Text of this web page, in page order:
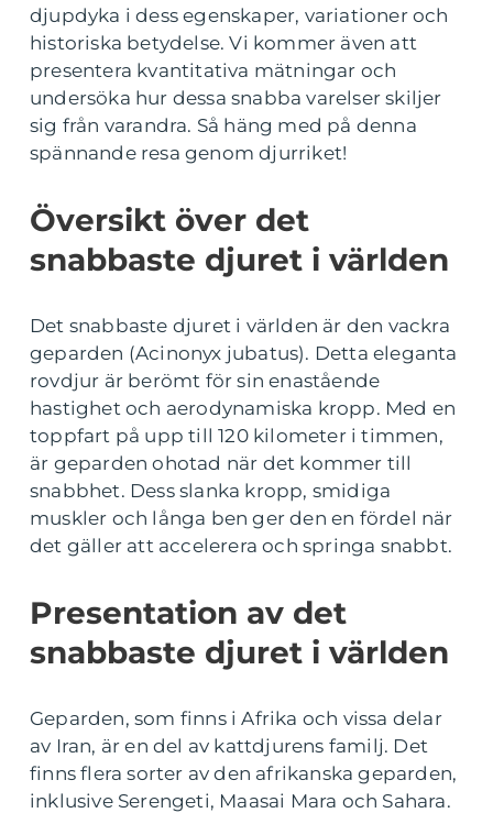
djupdyka i dess egenskaper, variationer och
historiska betydelse. Vi kommer även att
presentera kvantitativa mätningar och
undersöka hur dessa snabba varelser skiljer
sig från varandra. Så häng med på denna
spännande resa genom djurriket!
Översikt över det
snabbaste djuret i världen
Det snabbaste djuret i världen är den vackra
geparden (Acinonyx jubatus). Detta eleganta
rovdjur är berömt för sin enastående
hastighet och aerodynamiska kropp. Med en
toppfart på upp till 120 kilometer i timmen,
är geparden ohotad när det kommer till
snabbhet. Dess slanka kropp, smidiga
muskler och långa ben ger den en fördel när
det gäller att accelerera och springa snabbt.
Presentation av det
snabbaste djuret i världen
Geparden, som finns i Afrika och vissa delar
av Iran, är en del av kattdjurens familj. Det
finns flera sorter av den afrikanska geparden,
inklusive Serengeti, Maasai Mara och Sahara.